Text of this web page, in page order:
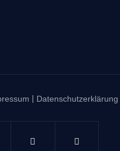
| Datenschutzerklärung